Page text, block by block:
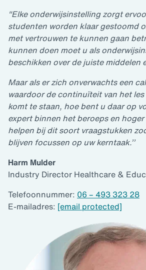
"Elke onderwijsinstelling zorgt
studenten worden klaar gestoomd
met vertrouwen te kunnen gaan
kunnen doen moet u als
beschikken over de juiste middelen
Maar als er zich onverwachts een
waardoor de continuïteit van het
komt te staan, hoe bent u daar op
expert binnen het beroeps en
helpen bij dit soort vraagstukken
blijven focussen op uw kerntaak.’’
Harm Mulder
Industry Director Healthcare &
Telefoonnummer: 06 – 493 323 28
E-mailadres: [email protected]